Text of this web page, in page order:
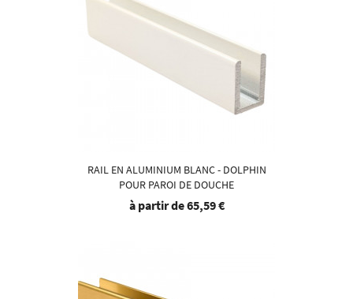
RAIL EN ALUMINIUM BLANC - DOLPHIN
POUR PAROI DE DOUCHE
à partir de65,59 €